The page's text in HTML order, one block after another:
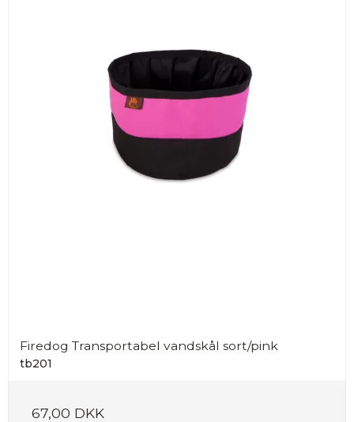
Firedog Transportabel vandskål sort/pink
tb201
67,00 DKK